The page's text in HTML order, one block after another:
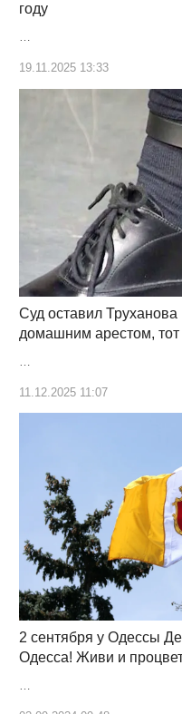
году
…
19.11.2025 13:33
Суд оставил Труханова
домашним арестом, тот
11.12.2025 11:07
2 сентября у Одессы
Одесса! Живи и